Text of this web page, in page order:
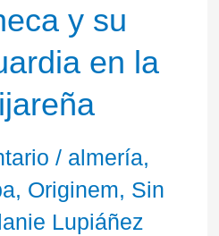
y su
en la
/ almería,
, Originem, Sin
Lupiáñez